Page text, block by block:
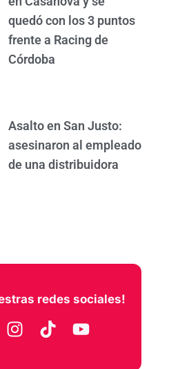
quedó con los 3 puntos
frente a Racing de
Córdoba
Asalto en San Justo:
asesinaron al empleado
de una distribuidora
redes sociales!
I
T
Y